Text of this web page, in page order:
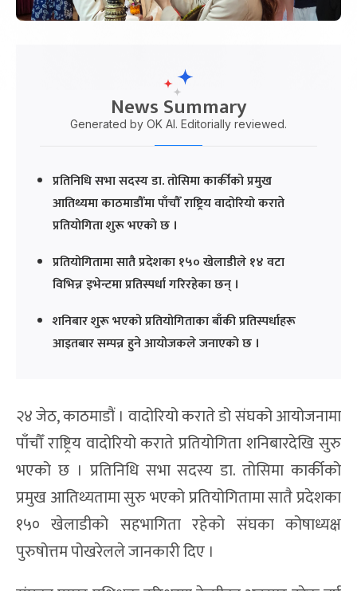
News Summary
Generated by OK AI. Editorially reviewed.
प्रतिनिधि सभा सदस्य डा. तोसिमा कार्कीको प्रमुख
आतिथ्यमा काठमाडौँमा पाँचौँ राष्ट्रिय वादोरियो कराते
प्रतियोगिता शुरू भएको छ ।
प्रतियोगितामा सातै प्रदेशका १५० खेलाडीले १४ वटा
विभिन्न इभेन्टमा प्रतिस्पर्धा गरिरहेका छन् ।
शनिबार शुरू भएको प्रतियोगिताका बाँकी प्रतिस्पर्धाहरू
आइतबार सम्पन्न हुने आयोजकले जनाएको छ ।
२४ जेठ, काठमाडौं । वादोरियो कराते डो संघको आयोजनामा
पाँचौँ राष्ट्रिय वादोरियो कराते प्रतियोगिता शनिबारदेखि सुरु
भएको छ । प्रतिनिधि सभा सदस्य डा. तोसिमा कार्कीको
प्रमुख आतिथ्यतामा सुरु भएको प्रतियोगितामा सातै प्रदेशका
१५० खेलाडीको सहभागिता रहेको संघका कोषाध्यक्ष
पुरुषोत्तम पोखरेलले जानकारी दिए ।